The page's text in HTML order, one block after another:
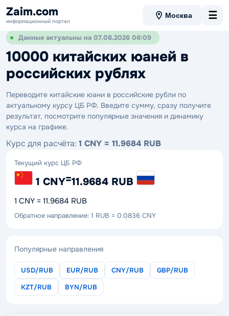
Zaim.com
информационный портал
Москва ☰
Данные актуальны на 07.08.2026 06:09
10000 китайских юаней в
российских рублях
Переводите китайские юани в российские рубли по
актуальному курсу ЦБ РФ. Введите сумму, сразу получите
результат, посмотрите популярные значения и динамику
курса на графике.
Курс для расчёта: 1 CNY = 11.9684 RUB
Текущий курс ЦБ РФ
1 CNY=11.9684 RUB
1 CNY = 11.9684 RUB
Обратное направление: 1 RUB = 0.0836 CNY
Популярные направления
USD/RUB EUR/RUB CNY/RUB
GBP/RUB
KZT/RUB
BYN/RUB